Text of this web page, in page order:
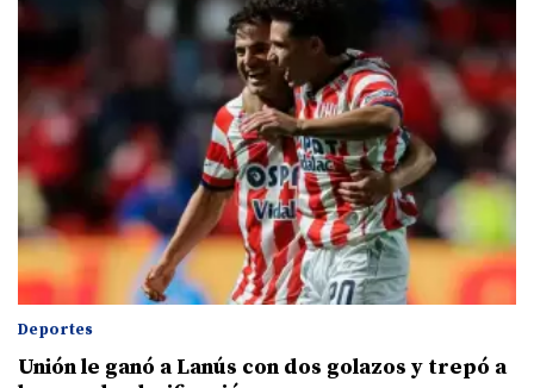
Deportes
Unión le ganó a Lanús con dos golazos y trepó a